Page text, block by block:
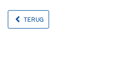
TERUG